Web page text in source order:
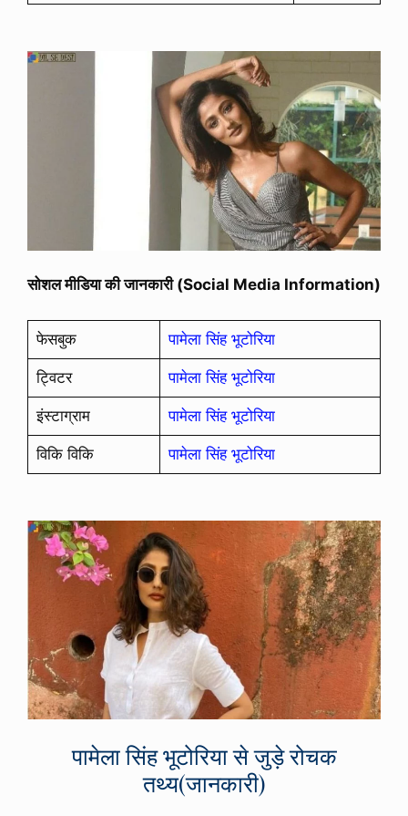
सोशल मीडिया की जानकारी (Social Media Information)
फेसबुक पामेला सिंह भूटोरिया
ट्विटर पामेला सिंह भूटोरिया
इंस्टाग्राम पामेला सिंह भूटोरिया
विकि विकि पामेला सिंह भूटोरिया
पामेला सिंह भूटोरिया से जुड़े रोचक
तथ्य(जानकारी)